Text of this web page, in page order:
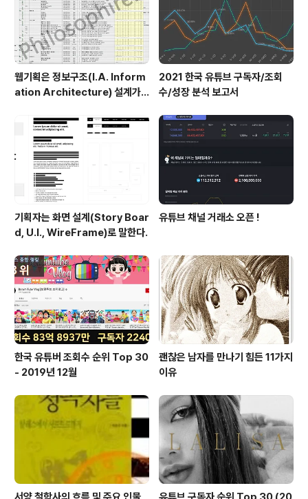
웹기획은 정보구조(I.A. Inform
ation Architecture) 설계가
2021 한국 유튜브 구독자/조회
수/성장 분석 보고서
기획자는 화면 설계(Story Boar
d, U.I., WireFrame)로 말한다.
유튜브 채널 거래소 오픈 !
한국 유튜버 조회수 순위 Top 30
- 2019년 12월
괜찮은 남자를 만나기 힘든 11가지
이유